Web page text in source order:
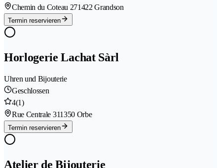
Chemin du Coteau 271422 Grandson
Termin reservieren
Horlogerie Lachat Sàrl
Uhren und Bijouterie
Geschlossen
4(1)
Rue Centrale 311350 Orbe
Termin reservieren
Atelier de Bijouterie